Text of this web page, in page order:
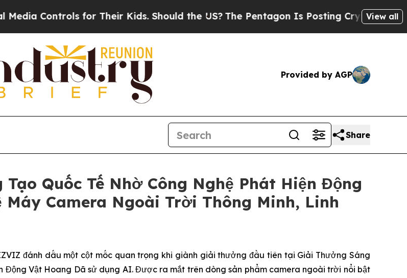
for Their Kids. Should the US?The Pentagon Is Posting Cryptic BiblicalView all
Provided by AGP
Share
Quốc Tế Nhờ Công Nghệ Phát Hiện Động
Camera Ngoài Trời Thông Minh, Linh
đánh dấu một cột mốc quan trọng khi giành giải thưởng đầu tiên tại Giải Thưởng Sáng
Động Vật Hoang Dã sử dụng AI. Được ra mắt trên dòng sản phẩm camera ngoài trời nổi bật